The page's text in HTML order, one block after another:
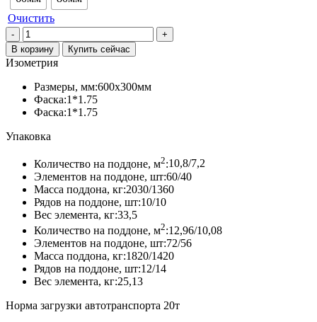
Очистить
Количество
товара
Тротуарная
плитка
«Сити»,
ТехноЛайт
Вего
В корзину Купить сейчас
Изометрия
Размеры, мм:600х300мм
Фаска:1*1.75
Фаска:1*1.75
Упаковка
Количество на поддоне, м2:10,8/7,2
Элементов на поддоне, шт:60/40
Масса поддона, кг:2030/1360
Рядов на поддоне, шт:10/10
Вес элемента, кг:33,5
Количество на поддоне, м2:12,96/10,08
Элементов на поддоне, шт:72/56
Масса поддона, кг:1820/1420
Рядов на поддоне, шт:12/14
Вес элемента, кг:25,13
Норма загрузки автотранспорта 20т